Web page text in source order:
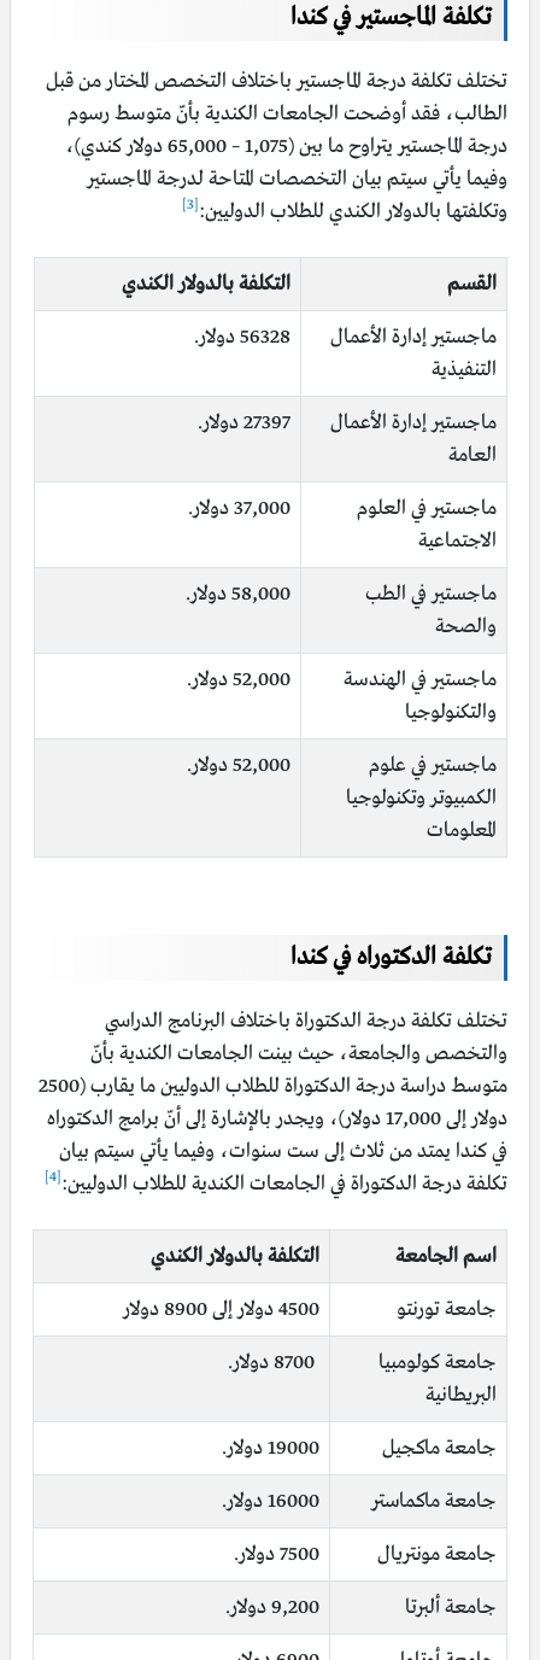
تكلفة الماجستير في كندا
تختلف تكلفة درجة الماجستير باختلاف التخصص المختار من قبل
الطالب، فقد أوضحت الجامعات الكندية بأنّ متوسط رسوم
درجة الماجستير يتراوح ما بين (1,075 – 65,000 دولار كندي)،
وفيما يأتي سيتم بيان التخصصات المتاحة لدرجة الماجستير
وتكلفتها بالدولار الكندي للطلاب الدوليين:[3]
القسم التكلفة بالدولار الكندي
ماجستير إدارة الأعمال
التنفيذية
56328 دولار.
ماجستير إدارة الأعمال
العامة
27397 دولار.
ماجستير في العلوم
الاجتماعية
37,000 دولار.
ماجستير في الطب
والصحة
58,000 دولار.
ماجستير في الهندسة
والتكنولوجيا
52,000 دولار.
ماجستير في علوم
الكمبيوتر وتكنولوجيا
المعلومات
52,000 دولار.
تكلفة الدكتوراه في كندا
تختلف تكلفة درجة الدكتوراة باختلاف البرنامج الدراسي
والتخصص والجامعة، حيث بينت الجامعات الكندية بأنّ
متوسط دراسة درجة الدكتوراة للطلاب الدوليين ما يقارب (2500
دولار إلى 17,000 دولار)، ويجدر بالإشارة إلى أنّ برامج الدكتوراه
في كندا يمتد من ثلاث إلى ست سنوات، وفيما يأتي سيتم بيان
تكلفة درجة الدكتوراة في الجامعات الكندية للطلاب الدوليين:[4]
اسم الجامعة التكلفة بالدولار الكندي
جامعة تورنتو 4500 دولار إلى 8900 دولار
جامعة كولومبيا
البريطانية
جامعة ماكجيل 19000 دولار.
جامعة ماكماستر 16000 دولار.
جامعة مونتريال 7500 دولار.
جامعة ألبرتا 9,200 دولار.